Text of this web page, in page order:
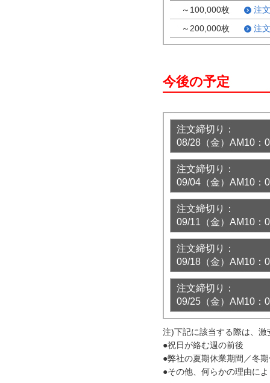
～100,000枚 注
～200,000枚 注
今後の予定
注文締切り：
08/28（金）AM10
注文締切り：
09/04（金）AM10
注文締切り：
09/11（金）AM10
注文締切り：
09/18（金）AM10
注文締切り：
09/25（金）AM10
注)下記に該当する際は、
●祝日が絡む週の前後
●弊社の夏期休業期間／冬
●その他、何らかの理由に